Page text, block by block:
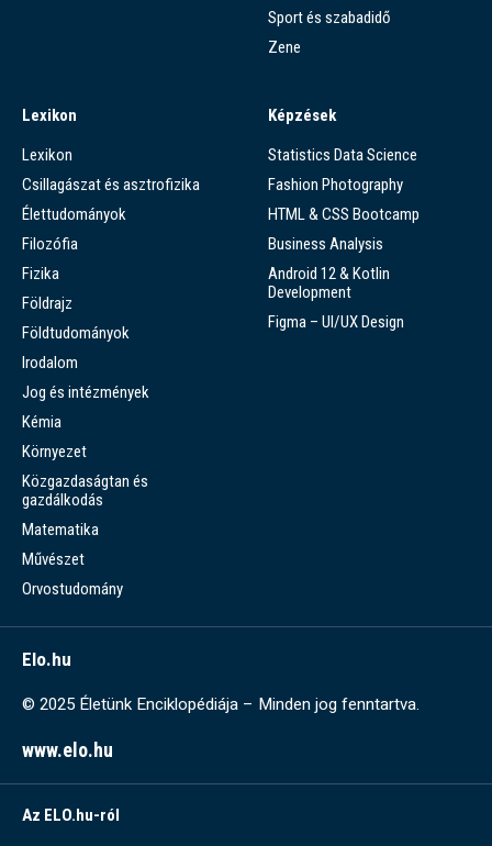
Sport és szabadidő
Zene
Lexikon
Lexikon
Csillagászat és asztrofizika
Élettudományok
Filozófia
Fizika
Földrajz
Földtudományok
Irodalom
Jog és intézmények
Kémia
Környezet
Közgazdaságtan és
gazdálkodás
Matematika
Művészet
Orvostudomány
Képzések
Statistics Data Science
Fashion Photography
HTML & CSS Bootcamp
Business Analysis
Android 12 & Kotlin
Development
Figma – UI/UX Design
Elo.hu
© 2025 Életünk Enciklopédiája – Minden jog fenntartva.
www.elo.hu
Az ELO.hu-ról